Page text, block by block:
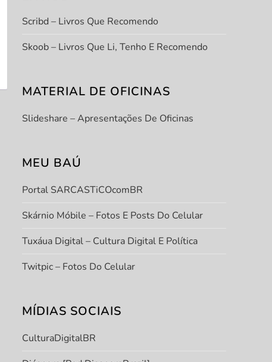
Scribd – Livros Que Recomendo
Skoob – Livros Que Li, Tenho E Recomendo
MATERIAL DE OFICINAS
Slideshare – Apresentações De Oficinas
MEU BAÚ
Portal SARCASTiCOcomBR
Skárnio Móbile – Fotos E Posts Do Celular
Tuxáua Digital – Cultura Digital E Política
Twitpic – Fotos Do Celular
MÍDIAS SOCIAIS
CulturaDigitalBR